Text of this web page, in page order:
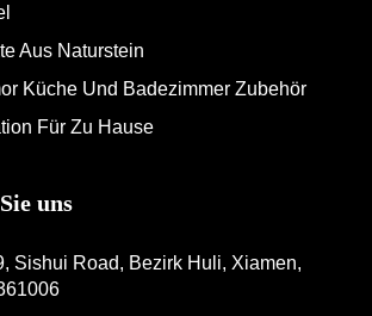
Aus Naturstein
Küche Und Badezimmer Zubehör
Für Zu Hause
uns
Sishui Road, Bezirk Huli, Xiamen,